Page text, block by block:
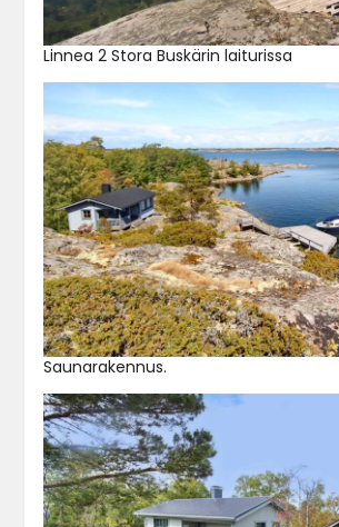
Linnea 2 Stora Buskärin laiturissa
Saunarakennus.